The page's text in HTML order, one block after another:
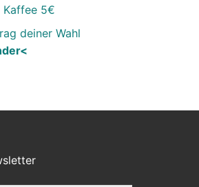
Kaffee 5€
deiner Wahl